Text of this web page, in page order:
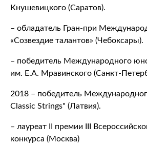
Кнушевицкого (Саратов).
– обладатель Гран-при
«Созвездие талантов» (Чебоксары).
– победитель Международного
им. Е.А. Мравинского (Санкт-
2018 – победитель
Classic Strings" (Латвия).
– лауреат II премии III
конкурса (Москва)